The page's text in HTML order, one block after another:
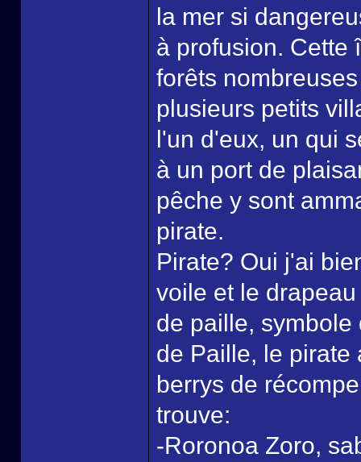
la mer si
à profusion. Cette
forêts
plusieurs petits
l'un d'eux, un qui
à un port de
pêche y sont
pirate.
Pirate? Oui j'ai
voile et le
de paille,
de Paille, le pirate
berrys de
trouve:
-Roronoa Zoro,